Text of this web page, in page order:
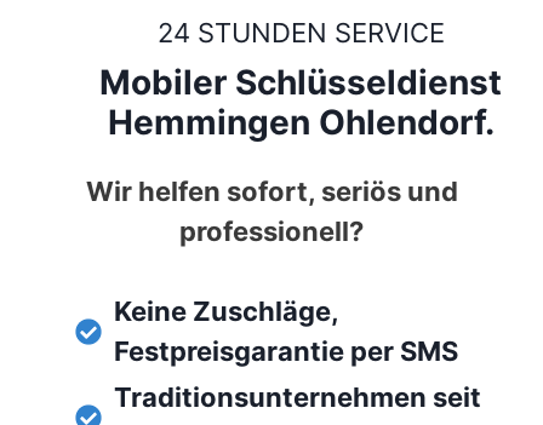
24 STUNDEN SERVICE
Mobiler Schlüsseldienst
Hemmingen Ohlendorf.
Wir helfen sofort, seriös und
professionell?
Keine Zuschläge,
Festpreisgarantie per SMS
Traditionsunternehmen seit